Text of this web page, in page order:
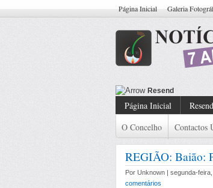
Página Inicial Galeria
Resende: Casal
Página Inicial
O Concelho
Contactos
REGIÃO: Baião:
Por Unknown | segunda-
comentários